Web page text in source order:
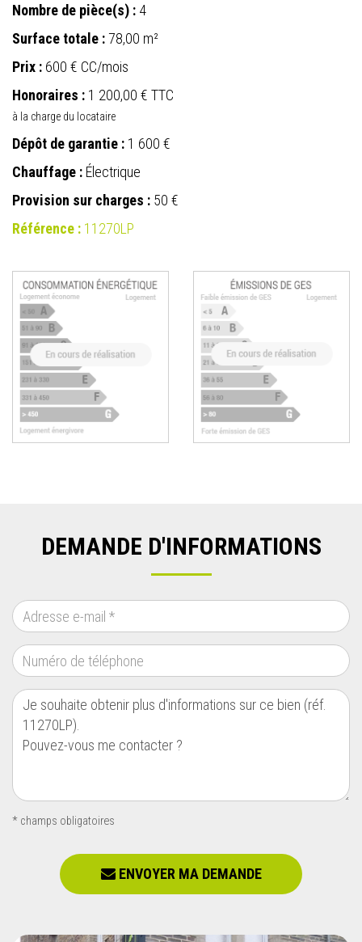
Nombre de pièce(s) : 4
Surface totale : 78,00 m²
Prix : 600 € CC/mois
Honoraires : 1 200,00 € TTC
à la charge du locataire
Dépôt de garantie : 1 600 €
Chauffage : Électrique
Provision sur charges : 50 €
Référence : 11270LP
DEMANDE D'INFORMATIONS
ADRESSE E-MAIL
NUMÉRO DE TÉLÉPHONE
MESSAGE*
* champs obligatoires
ENVOYER MA DEMANDE